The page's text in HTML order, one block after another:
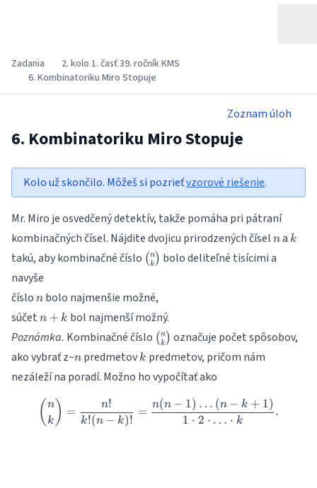
Zadania
2. kolo 1. časť 39. ročník KMS
6. Kombinatoriku Miro Stopuje
Zoznam úloh
6. Kombinatoriku Miro Stopuje
Kolo už skončilo. Môžeš si pozrieťvzorové riešenie.
Mr. Miro je osvedčený detektív, takže pomáha pri pátraní
kombinačných čísel. Nájdite dvojicu prirodzených čísel n
na k
k
takú, aby kombinačné číslo \binom{n}
{k}
( k
n) bolo deliteľné tisícimi a
navyše
číslo n
n bolo najmenšie možné,
súčet n+k
n + k bol najmenší možný.
Poznámka. Kombinačné číslo \binom{n}
{k}
( k
n) označuje počet spôsobov,
ako vybrať z~n
n predmetov k
k predmetov, pričom nám
nezáleží na poradí. Možno ho vypočítať ako
\binom{n}{k} =
( k
n) =
k!(n − k)!
n!
=
1 ⋅ 2 ⋅ … ⋅ k
n(n − 1) … (n − k + 1)
.